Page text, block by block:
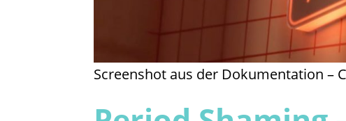
Screenshot aus der Dokumentation –